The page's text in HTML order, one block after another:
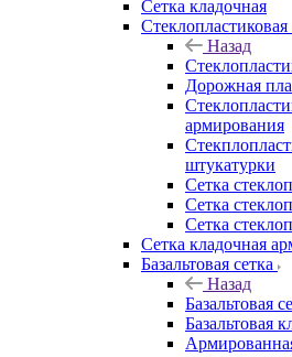
Сетка кладочная
Стеклопластиковая
Назад
Дорожная
армирования
штукатурки
Сетка
Сетка
Сетка
Сетка кладочная
Базальтовая сетка
Назад
Базальтовая
Базальтовая